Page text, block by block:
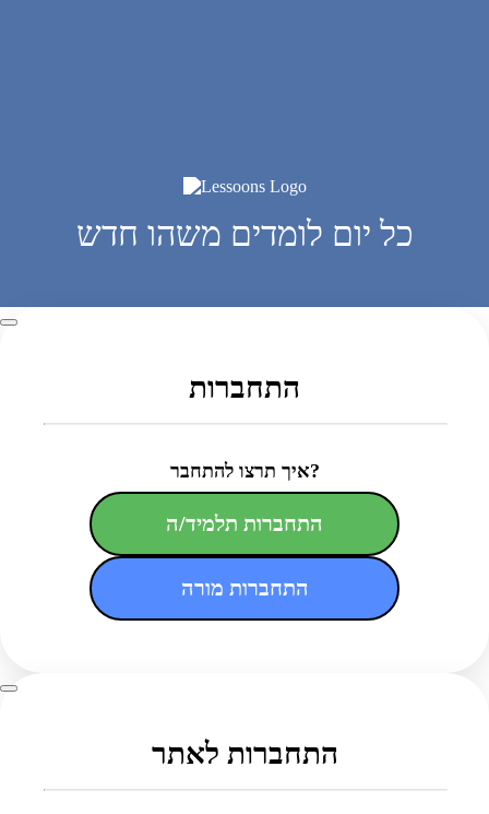
כל יום לומדים משהו חדש
התחברות
איך תרצו להתחבר?
התחברות תלמיד/ה
התחברות מורה
התחברות לאתר